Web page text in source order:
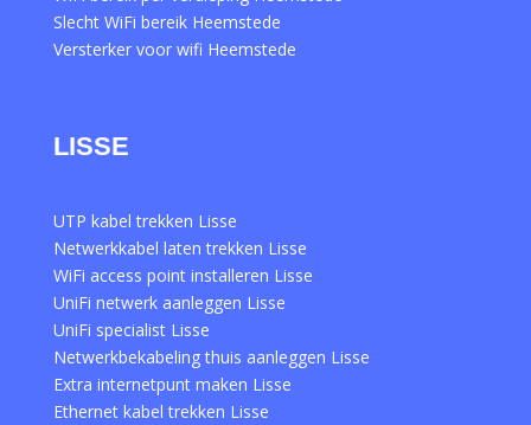
Slecht WiFi bereik Heemstede
Versterker voor wifi Heemstede
LISSE
UTP kabel trekken Lisse
Netwerkkabel laten trekken Lisse
WiFi access point installeren Lisse
UniFi netwerk aanleggen Lisse
UniFi specialist Lisse
Netwerkbekabeling thuis aanleggen Lisse
Extra internetpunt maken Lisse
Ethernet kabel trekken Lisse